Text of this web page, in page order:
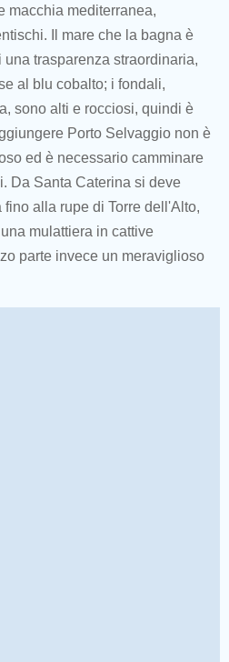
macchia mediterranea,
Il mare che la bagna è
trasparenza straordinaria,
al blu cobalto; i fondali,
sono alti e rocciosi, quindi è
Porto Selvaggio non è
ed è necessario camminare
Da Santa Caterina si deve
alla rupe di Torre dell'Alto,
mulattiera in cattive
parte invece un meraviglioso